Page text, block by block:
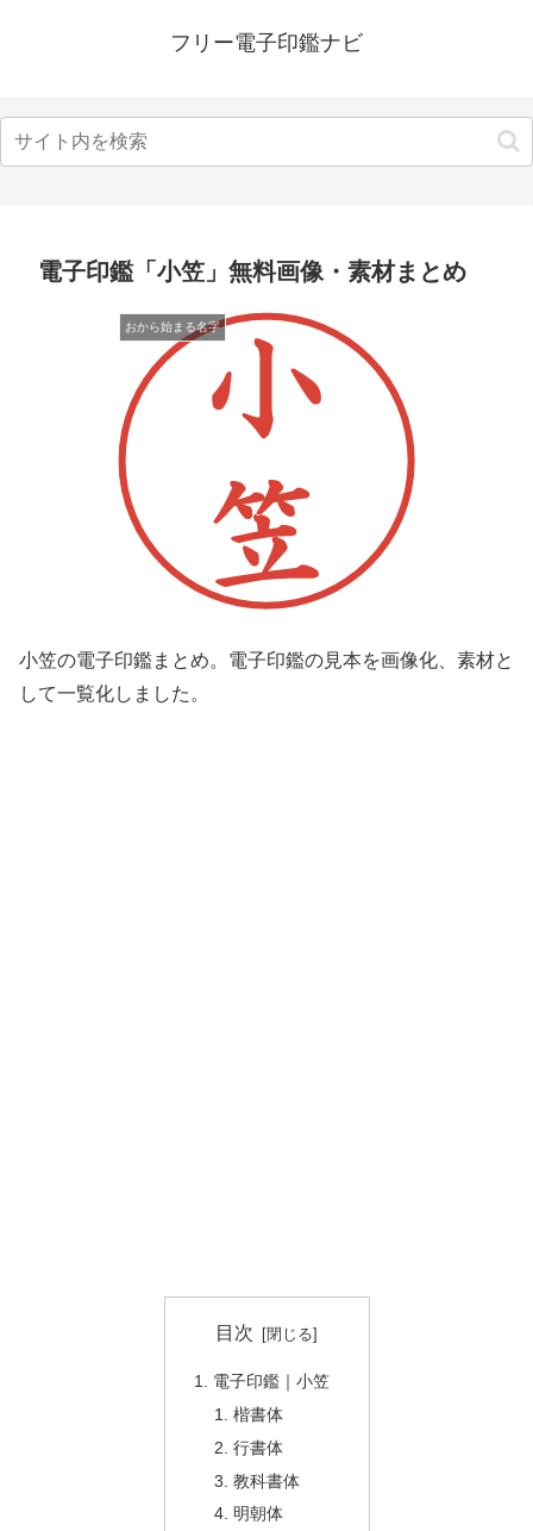
フリー電子印鑑ナビ
電子印鑑「小笠」無料画像・素材まとめ
おから始まる名字
小笠の電子印鑑まとめ。電子印鑑の見本を画像化、素材と
して一覧化しました。
目次
電子印鑑｜小笠
楷書体
行書体
教科書体
明朝体